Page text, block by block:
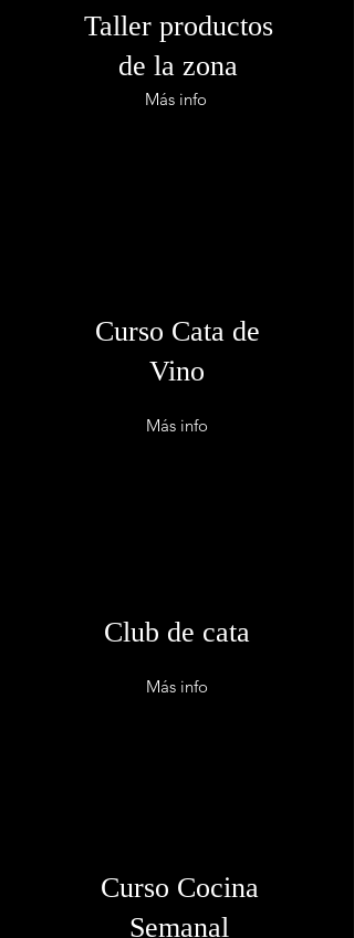
Taller productos
de la zona
Más info
Curso Cata de
Vino
Más info
Club de cata
Más info
Curso Cocina
Semanal